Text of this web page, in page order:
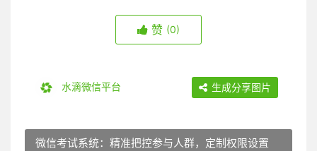
赞 (0)
水滴微信平台 生成分享图片
微信考试系统：精准把控参与人群，定制权限设置